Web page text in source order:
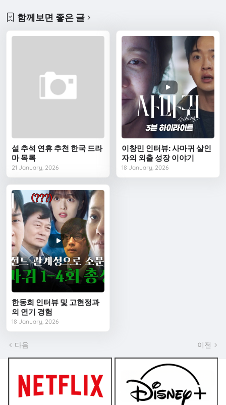
함께보면 좋은 글
설 추석 연휴 추천 한국 드라
마 목록
21 January, 2026
이창민 인터뷰: 사마귀 살인
자의 외출 성장 이야기
18 January, 2026
한동희 인터뷰 및 고현정과
의 연기 경험
18 January, 2026
다음 이전
쿠폰 BEST2